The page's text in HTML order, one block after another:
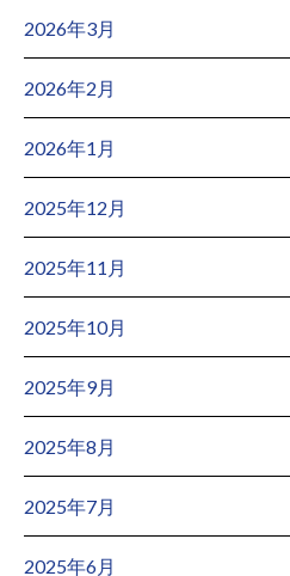
2026年3月
2026年2月
2026年1月
2025年12月
2025年11月
2025年10月
2025年9月
2025年8月
2025年7月
2025年6月